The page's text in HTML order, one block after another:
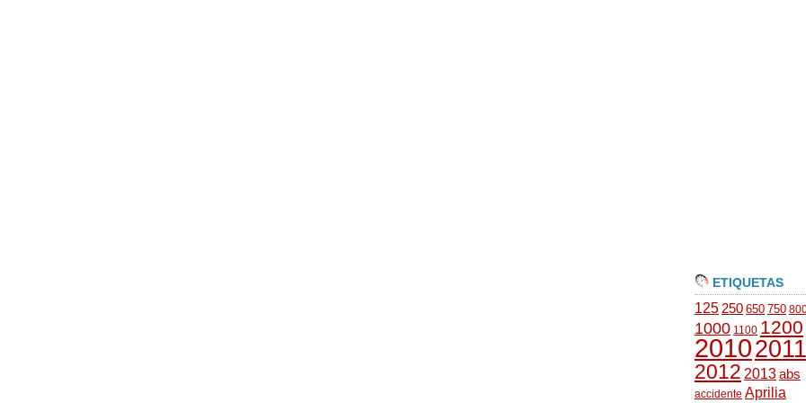
ETIQUETAS
125 250 650 750
1000 1100 1200
20102011
2012 2013abs
accidente Aprilia